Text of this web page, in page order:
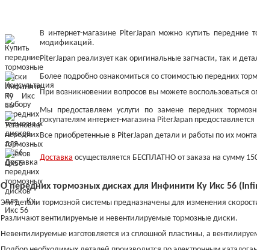
Колодки тормозные
передние
задние
В интернет-магазине PiterJapan можно купить
модификаций.
PiterJapan реализует как оригинальные запчасти, так и
Более подробно ознакомиться со стоимостью передних
При возникновении вопросов вы можете воспользоваться
Мы предоставляем услуги по замене передних
покупателям интернет-магазина PiterJapan
Все приобретенные в PiterJapan детали и работы по их
Доставка осуществляется БЕСПЛАТНО от заказа на сумму
О передних тормозных дисках для Инфинити Ку Икс 56
Эти детали тормозной системы предназначены для изменения
Различают вентилируемые и невентилируемые тормозные диски.
Невентилируемые изготовляется из сплошной пластины, а